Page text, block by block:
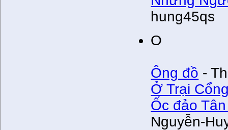
hung45qs
O
Ông đồ -
Ở Trại
Ốc đảo
Nguyễn-